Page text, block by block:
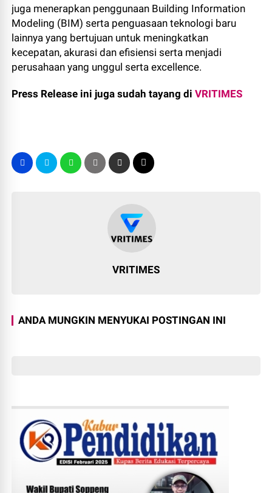
juga menerapkan penggunaan Building Information
Modeling (BIM) serta penguasaan teknologi baru
lainnya yang bertujuan untuk meningkatkan
kecepatan, akurasi dan efisiensi serta menjadi
perusahaan yang unggul serta excellence.
Press Release ini juga sudah tayang diVRITIMES
VRITIMES
ANDA MUNGKIN MENYUKAI POSTINGAN INI